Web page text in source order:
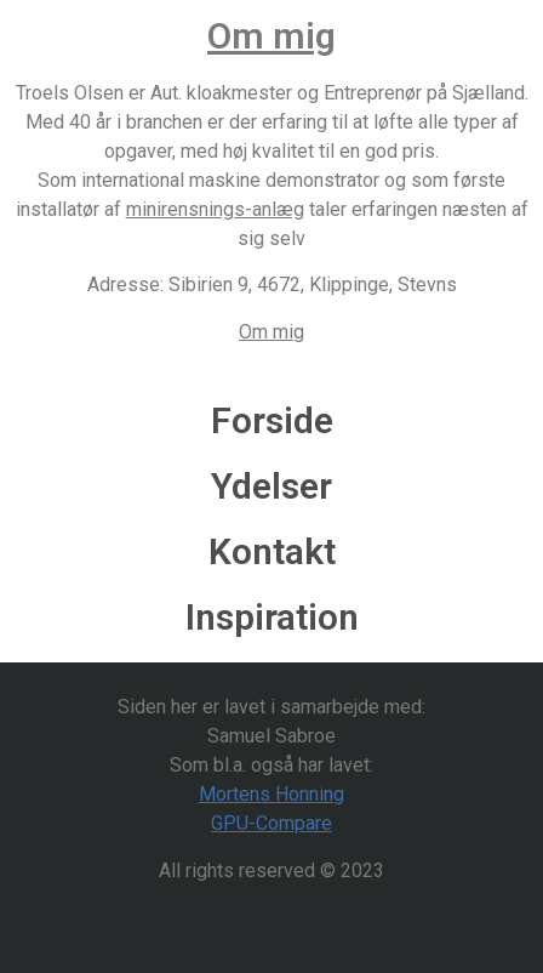
Om mig
Troels Olsen er Aut. kloakmester og Entreprenør på Sjælland.
Med 40 år i branchen er der erfaring til at løfte alle typer af
opgaver, med høj kvalitet til en god pris.
Som international maskine demonstrator og som første
installatør af minirensnings-anlæg taler erfaringen næsten af
sig selv
Adresse: Sibirien 9, 4672, Klippinge, Stevns
Om mig
Forside
Ydelser
Kontakt
Inspiration
Siden her er lavet i samarbejde med:
Samuel Sabroe
Som bl.a. også har lavet:
Mortens Honning
GPU-Compare
All rights reserved © 2023